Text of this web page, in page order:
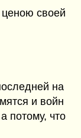
своей
на
и войн
потому, что